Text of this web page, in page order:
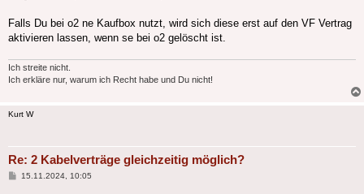
Falls Du bei o2 ne Kaufbox nutzt, wird sich diese erst auf den VF Vertrag
aktivieren lassen, wenn se bei o2 gelöscht ist.
Ich streite nicht.
Ich erkläre nur, warum ich Recht habe und Du nicht!
Kurt W
Re: 2 Kabelverträge gleichzeitig möglich?
Beitrag
15.11.2024, 10:05